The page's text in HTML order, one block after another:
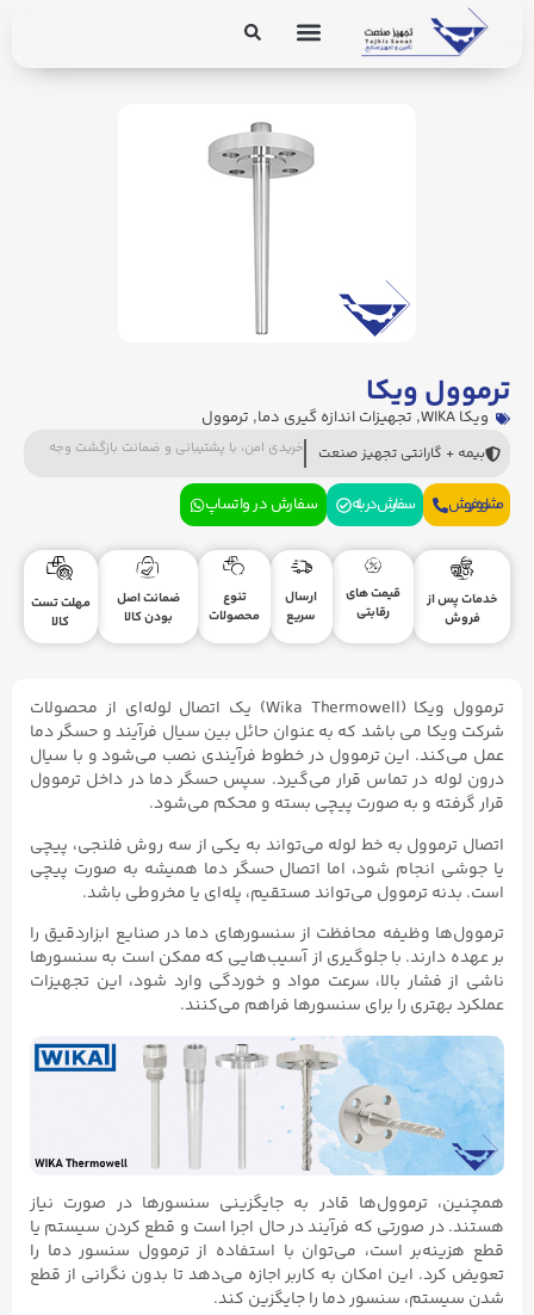
ترموول ویکا
ویکا WIKA , تجهیزات اندازه گیری دما, ترموول
بیمه + گارانتی تجهیز صنعت خریدی امن، با پشتیبانی و ضمانت بازگشت وجه
مشاوره فروش سفارش در بله سفارش در واتساپ
خدمات پس از
فروش
قیمت های
رقابتی
ارسال
سریع
تنوع
محصولات
ضمانت اصل
بودن کالا
مهلت تست
کالا
ترموول ویکا (Wika Thermowell) یک اتصال لوله‌ای از محصولات
شرکت ویکا می باشد که به عنوان حائل بین سیال فرآیند و حسگر دما
عمل می‌کند. این ترموول در خطوط فرآیندی نصب می‌شود و با سیال
درون لوله در تماس قرار می‌گیرد. سپس حسگر دما در داخل ترموول
قرار گرفته و به صورت پیچی بسته و محکم می‌شود.
اتصال ترموول به خط لوله می‌تواند به یکی از سه روش فلنجی، پیچی
یا جوشی انجام شود، اما اتصال حسگر دما همیشه به صورت پیچی
است. بدنه ترموول می‌تواند مستقیم، پله‌ای یا مخروطی باشد.
ترموول‌ها وظیفه محافظت از سنسورهای دما در صنایع ابزاردقیق را
بر عهده دارند. با جلوگیری از آسیب‌هایی که ممکن است به سنسورها
ناشی از فشار بالا، سرعت مواد و خوردگی وارد شود، این تجهیزات
عملکرد بهتری را برای سنسورها فراهم می‌کنند.
همچنین، ترموول‌ها قادر به جایگزینی سنسورها در صورت نیاز
هستند. در صورتی که فرآیند در حال اجرا است و قطع کردن سیستم یا
قطع هزینه‌بر است، می‌توان با استفاده از ترموول سنسور دما را
تعویض کرد. این امکان به کاربر اجازه می‌دهد تا بدون نگرانی از قطع
شدن سیستم، سنسور دما را جایگزین کند.